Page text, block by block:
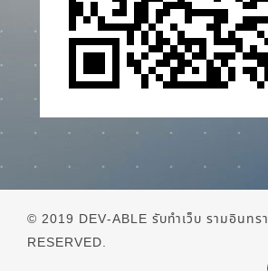
© 2019 DEV-ABLE รับทำเว็บ รามอินทรา
RESERVED.